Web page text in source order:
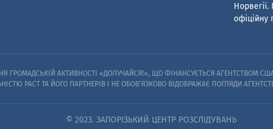
офіційну
АКТИВНОСТІ «ДОЛУЧАЙСЯ!», ЩО ФІНАНСУЄТЬСЯ АГЕНТСТВОМ США
PACT ТА ЙОГО ПАРТНЕРІВ I НЕ ОБОВ’ЯЗКОВО ВІДОБРАЖАЄ ПОГЛЯДИ
© 2023. ЗАПОРІЗЬКИЙ ЦЕНТР РОЗСЛІДУВАНЬ